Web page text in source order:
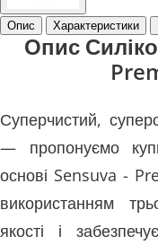
Опис Характеристики
Опис
Суперчистий,
— пропонуємо
основі Sensuva -
використанням
якості і